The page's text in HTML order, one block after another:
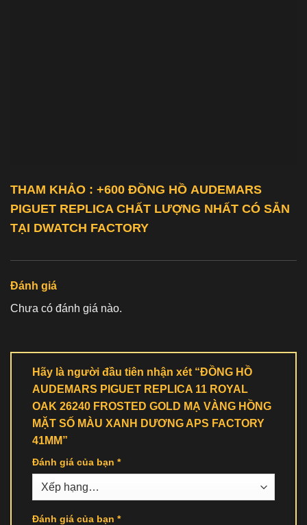
THAM KHẢO : +600 ĐỒNG HỒ AUDEMARS
PIGUET REPLICA CHẤT LƯỢNG NHẤT CÓ SẴN
TẠI DWATCH FACTORY
Đánh giá
Chưa có đánh giá nào.
Hãy là người đầu tiên nhận xét “ĐỒNG HỒ
AUDEMARS PIGUET REPLICA 11 ROYAL
OAK 26240 FROSTED GOLD MẠ VÀNG HỒNG
MẶT SỐ MÀU XANH DƯƠNG APS FACTORY
41MM”
Đánh giá của bạn *
Đánh giá của bạn *